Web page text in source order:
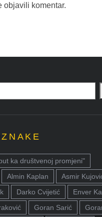
objavili komentar.
ka društvenoj promjeni"
Almin Kaplan
Asmir
Darko Cvijetić
Enver
Goran Sarić